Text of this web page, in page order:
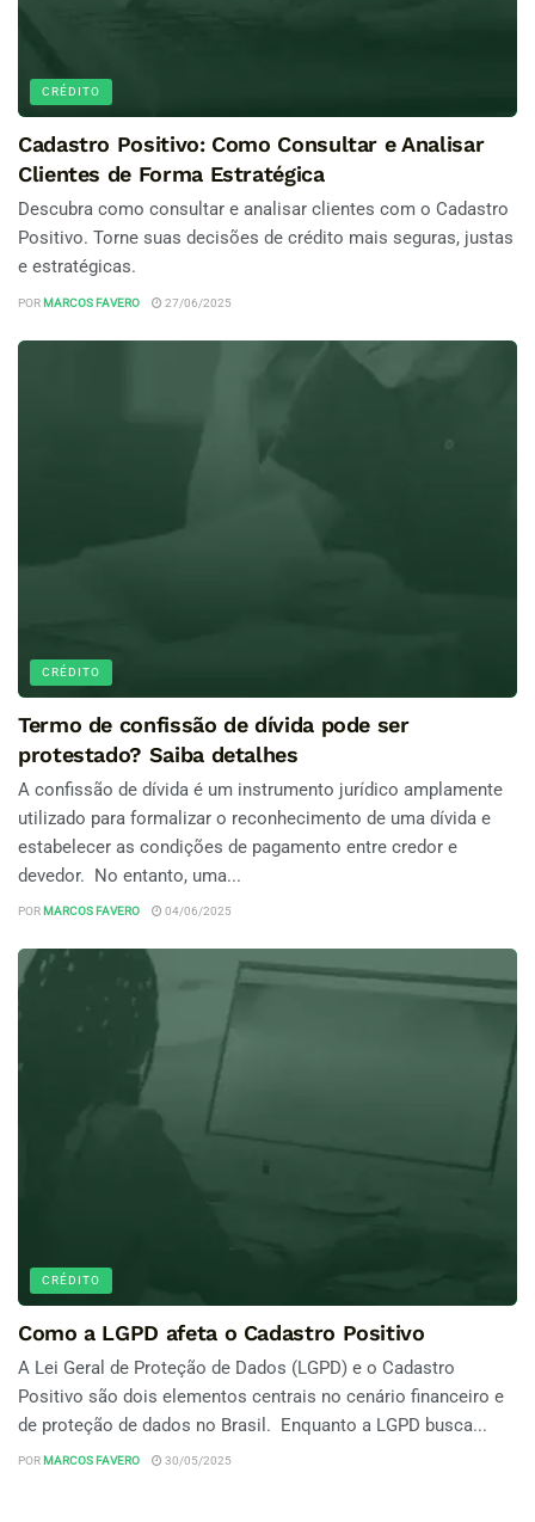
CRÉDITO
Cadastro Positivo: Como Consultar e Analisar
Clientes de Forma Estratégica
Descubra como consultar e analisar clientes com o Cadastro
Positivo. Torne suas decisões de crédito mais seguras, justas
e estratégicas.
POR MARCOS FAVERO 27/06/2025
CRÉDITO
Termo de confissão de dívida pode ser
protestado? Saiba detalhes
A confissão de dívida é um instrumento jurídico amplamente
utilizado para formalizar o reconhecimento de uma dívida e
estabelecer as condições de pagamento entre credor e
devedor. No entanto, uma...
POR MARCOS FAVERO 04/06/2025
CRÉDITO
Como a LGPD afeta o Cadastro Positivo
A Lei Geral de Proteção de Dados (LGPD) e o Cadastro
Positivo são dois elementos centrais no cenário financeiro e
de proteção de dados no Brasil. Enquanto a LGPD busca...
POR MARCOS FAVERO 30/05/2025